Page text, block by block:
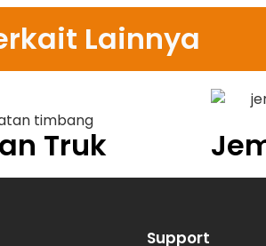
Lainnya
Truk
Support